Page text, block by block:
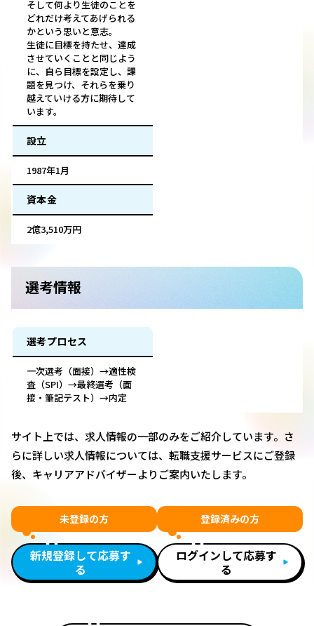
そして何より生徒のことを
どれだけ考えてあげられる
かという思いと意志。
生徒に目標を持たせ、達成
させていくことと同じよう
に、自ら目標を設定し、課
題を見つけ、それらを乗り
越えていける方に期待して
います。
設立
1987年1月
資本金
2億3,510万円
選考情報
選考プロセス
一次選考（面接）→適性検
査（SPI）→最終選考（面
接・筆記テスト）→内定
サイト上では、求人情報の一部のみをご紹介しています。さ
らに詳しい求人情報については、転職支援サービスにご登録
後、キャリアアドバイザーよりご案内いたします。
未登録の方
新規登録して応募す
る
登録済みの方
ログインして応募す
る